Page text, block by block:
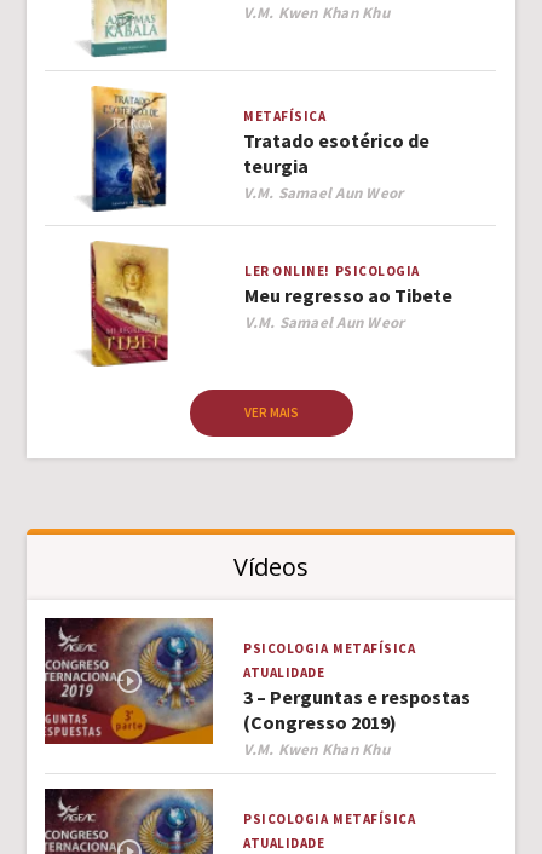
Author
V.M. Kwen Khan Khu
METAFÍSICA
Tratado esotérico de
teurgia
Author
V.M. Samael Aun Weor
LER ONLINE! PSICOLOGIA
Meu regresso ao Tibete
Author
V.M. Samael Aun Weor
VER MAIS
Vídeos
PSICOLOGIA METAFÍSICA
ATUALIDADE
3 – Perguntas e respostas
(Congresso 2019)
Author
V.M. Kwen Khan Khu
PSICOLOGIA METAFÍSICA
ATUALIDADE